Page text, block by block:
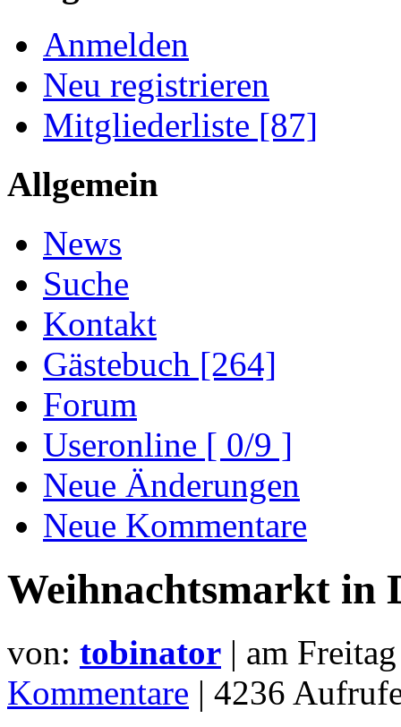
Anmelden
Neu registrieren
Mitgliederliste [87]
Allgemein
News
Suche
Kontakt
Gästebuch [264]
Forum
Useronline [ 0/9 ]
Neue Änderungen
Neue Kommentare
Weihnachtsmarkt in
von: tobinator | am
Kommentare | 4236